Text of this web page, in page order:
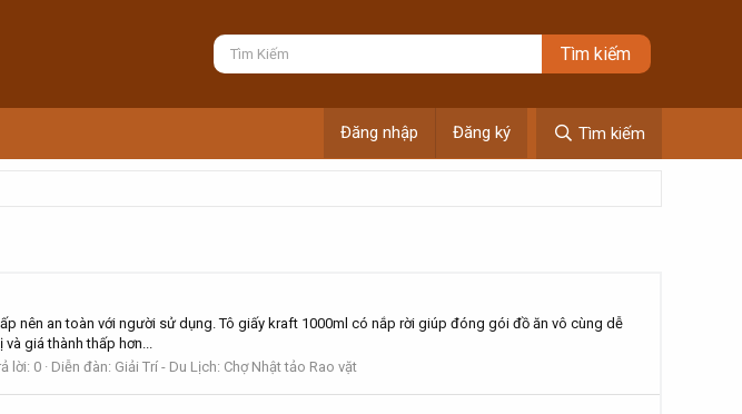
Đăng nhập Đăng ký Tìm kiếm
nên an toàn với người sử dụng. Tô giấy kraft 1000ml có nắp rời giúp đóng gói đồ ăn vô cùng dễ
giá thành thấp hơn...
lời: 0 Diễn đàn: Giải Trí - Du Lịch: Chợ Nhật tảo Rao vặt